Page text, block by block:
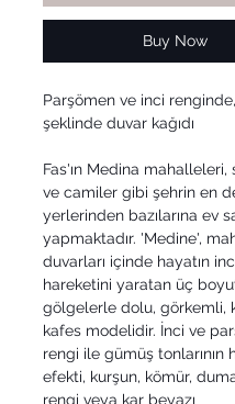
Buy Now
Parşömen ve inci
şeklinde duvar kağıdı
Fas'ın Medina mahalleleri,
ve camiler gibi şehrin en
yerlerinden bazılarına ev
yapmaktadır. 'Medine',
duvarları içinde hayatın
hareketini yaratan üç
gölgelerle dolu, görkemli,
kafes modelidir. İnci ve
rengi ile gümüş tonlarının
efekti, kurşun, kömür,
rengi veya kar beyazı